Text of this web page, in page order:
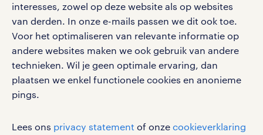
interesses, zowel op deze website als op websites
van derden. In onze e-mails passen we dit ook toe.
Voor het optimaliseren van relevante informatie op
andere websites maken we ook gebruik van andere
technieken. Wil je geen optimale ervaring, dan
plaatsen we enkel functionele cookies en anonieme
pings.
Lees ons privacy statement of onze cookieverklaring
social media
Volg ons voor de leukste content omtrent
vacatures, solliciteren en inspiratie.